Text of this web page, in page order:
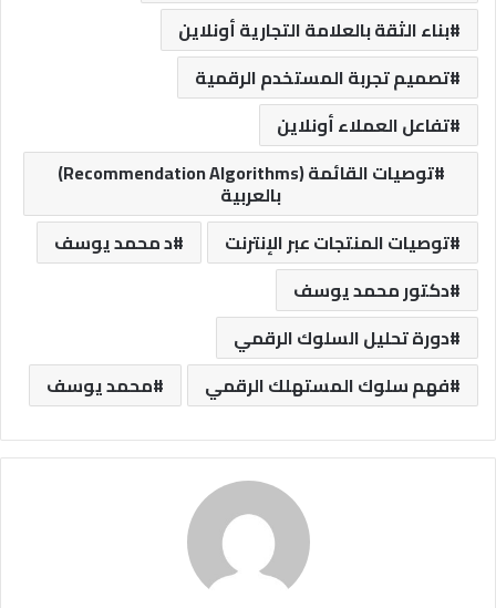
بناء الثقة بالعلامة التجارية أونلاين
تصميم تجربة المستخدم الرقمية
تفاعل العملاء أونلاين
توصيات القائمة (Recommendation Algorithms)
بالعربية
توصيات المنتجات عبر الإنترنت
د محمد يوسف
دكتور محمد يوسف
دورة تحليل السلوك الرقمي
فهم سلوك المستهلك الرقمي
محمد يوسف